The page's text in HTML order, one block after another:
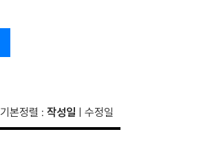
기본정렬 : 작성일 수정일